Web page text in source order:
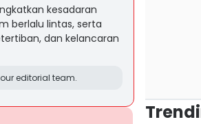
kesadaran
berlalu lintas, serta
dan kelancaran
editorial team.